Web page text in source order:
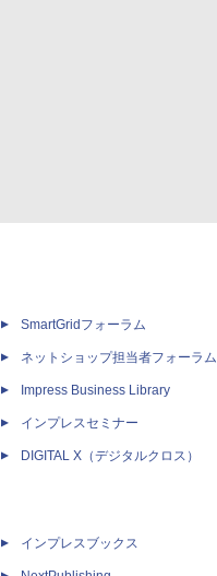
SmartGridフォーラム
ネットショップ担当者フォーラム
Impress Business Library
インプレスセミナー
DIGITAL X（デジタルクロス）
インプレスブックス